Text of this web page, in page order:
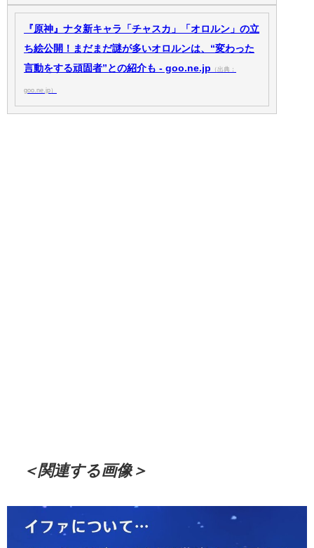
『原神』ナタ新キャラ「チャスカ」「オロルン」の立
ち絵公開！まだまだ謎が多いオロルンは、“変わった
言動をする頑固者”との紹介も - goo.ne.jp
（出典：
goo.ne.jp）
＜関連する画像＞